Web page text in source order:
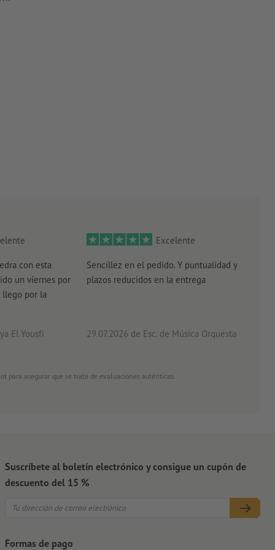
con esta
un viernes por
llego por la
El Yousfi
Excelente
Sencillez en el pedido. Y puntualidad y
plazos reducidos en la entrega
29.07.2026 de Esc. de Música Orquesta
para asegurar que se trata de evaluaciones auténticas.
Suscríbete al boletín electrónico y consigue un cupón de
descuento del 15 %
Formas de pago